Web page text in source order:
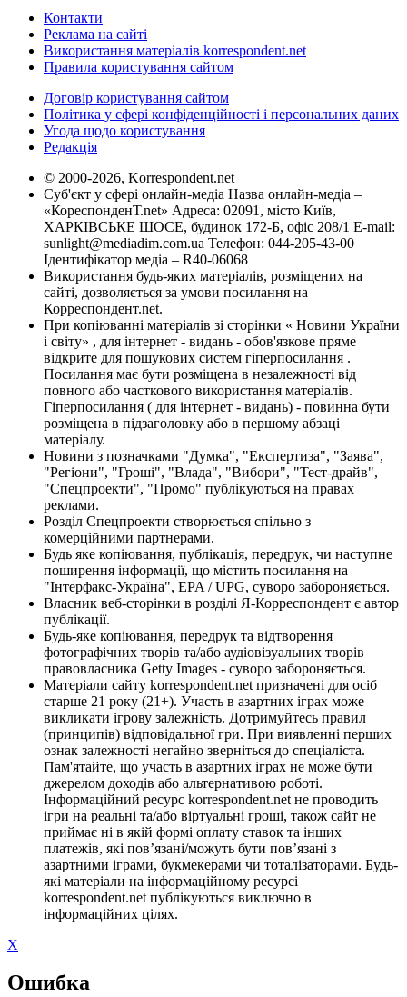
Контакти
Реклама на сайті
Використання матеріалів korrespondent.net
Правила користування сайтом
Договір користування сайтом
Політика у сфері конфіденційності і персональних даних
Угода щодо користування
Редакція
© 2000-2026, Korrespondent.net
Суб'єкт у сфері онлайн-медіа Назва онлайн-медіа –
«КореспонденТ.net» Адреса: 02091, місто Київ,
ХАРКІВСЬКЕ ШОСЕ, будинок 172-Б, офіс 208/1 E-mail:
sunlight@mediadim.com.ua Телефон: 044-205-43-00
Ідентифікатор медіа – R40-06068
Використання будь-яких матеріалів, розміщених на
сайті, дозволяється за умови посилання на
Корреспондент.net.
При копіюванні матеріалів зі сторінки « Новини України
і світу» , для інтернет - видань - обов'язкове пряме
відкрите для пошукових систем гіперпосилання .
Посилання має бути розміщена в незалежності від
повного або часткового використання матеріалів.
Гіперпосилання ( для інтернет - видань) - повинна бути
розміщена в підзаголовку або в першому абзаці
матеріалу.
Новини з позначками "Думка", "Експертиза", "Заява",
"Регіони", "Гроші", "Влада", "Вибори", "Тест-драйв",
"Спецпроекти", "Промо" публікуються на правах
реклами.
Розділ Спецпроекти створюється спільно з
комерційними партнерами.
Будь яке копіювання, публікація, передрук, чи наступне
поширення інформації, що містить посилання на
"Інтерфакс-Україна", EPA / UPG, суворо забороняється.
Власник веб-сторінки в розділі Я-Корреспондент є автор
публікації.
Будь-яке копіювання, передрук та відтворення
фотографічних творів та/або аудіовізуальних творів
правовласника Getty Images - суворо забороняється.
Матеріали сайту korrespondent.net призначені для осіб
старше 21 року (21+). Участь в азартних іграх може
викликати ігрову залежність. Дотримуйтесь правил
(принципів) відповідальної гри. При виявленні перших
ознак залежності негайно зверніться до спеціаліста.
Пам'ятайте, що участь в азартних іграх не може бути
джерелом доходів або альтернативою роботі.
Інформаційний ресурс korrespondent.net не проводить
ігри на реальні та/або віртуальні гроші, також сайт не
приймає ні в якій формі оплату ставок та інших
платежів, які пов’язані/можуть бути пов’язані з
азартними іграми, букмекерами чи тоталізаторами. Будь-
які матеріали на інформаційному ресурсі
korrespondent.net публікуються виключно в
інформаційних цілях.
X
Ошибка